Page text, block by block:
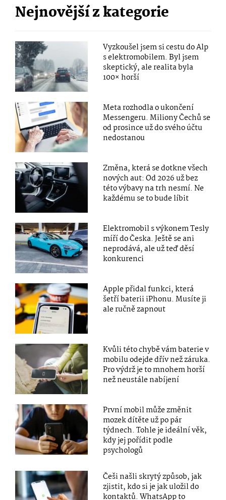
Nejnovější z kategorie
Vyzkoušel jsem si cestu do Alp
s elektromobilem. Byl jsem
skeptický, ale realita byla
100× horší
Meta rozhodla o ukončení
Messengeru. Miliony Čechů se
od prosince už do svého účtu
nedostanou
Změna, která se dotkne všech
nových aut: Od 2026 už bez
této výbavy na trh nesmí. Ne
každému se to bude líbit
Elektromobil s výkonem Tesly
míří do Česka. Ještě se ani
neprodává, ale už teď děsí
konkurenci
Apple přidal funkci, která
šetří baterii iPhonu. Musíte ji
ale ručně zapnout
Kvůli této chybě vám baterie v
mobilu odejde dřív než záruka.
Pro výdrž je to mnohem horší
než neustále nabíjení
První mobil může změnit
mozek dítěte už po pár
týdnech. Tohle je ideální věk,
kdy jej pořídit podle
psychologů
Češi našli skrytý způsob, jak
zjistit, kdo si je jak uložil do
kontaktů. WhatsApp to